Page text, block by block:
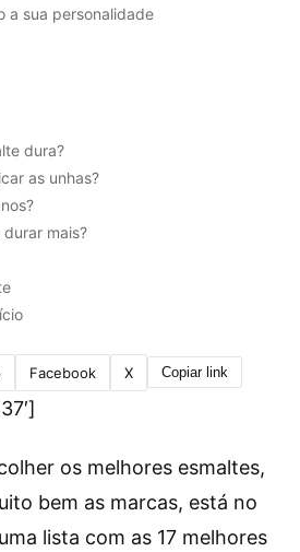
a sua personalidade
dura?
as unhas?
mais?
Facebook X Copiar link
os melhores esmaltes,
bem as marcas, está no
lista com as 17 melhores